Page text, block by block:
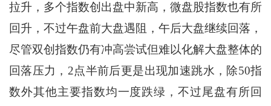
拉升，多个指数创出盘中新高，微盘股指数也有所
回升，不过午盘前大盘遇阻，午后大盘继续回落，
尽管双创指数仍有冲高尝试但难以化解大盘整体的
回落压力，2点半前后更是出现加速跳水，除50指
数外其他主要指数均一度跌绿，不过尾盘有所回